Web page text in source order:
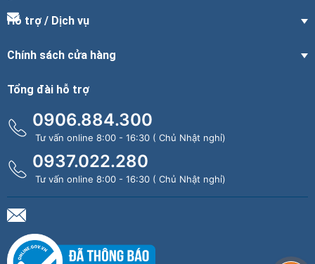
Hỗ trợ / Dịch vụ
Chính sách cửa hàng
Tổng đài hỗ trợ
0906.884.300
Tư vấn online 8:00 - 16:30 ( Chủ Nhật nghỉ)
0937.022.280
Tư vấn online 8:00 - 16:30 ( Chủ Nhật nghỉ)